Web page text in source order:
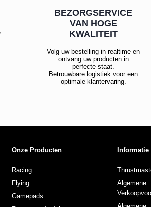
BEZORGSERVICE
VAN HOGE
KWALITEIT
Volg uw bestelling in realtime en
ontvang uw producten in
perfecte staat.
Betrouwbare logistiek voor een
optimale klantervaring.
Onze Producten
Racing
Flying
Gamepads
Informatie
Algemene